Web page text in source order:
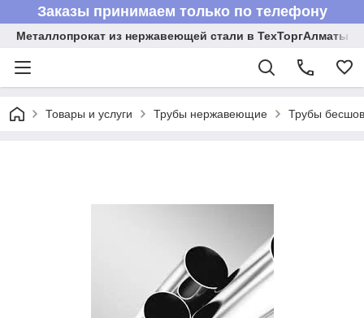
Заказы принимаем только по телефону
Металлопрокат из нержавеющей стали в ТехТоргАлматы
Товары и услуги Трубы нержавеющие Трубы